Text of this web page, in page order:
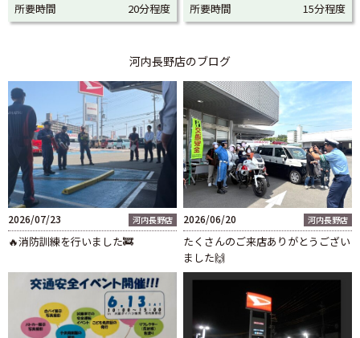
所要時間
20分程度
所要時間
15分程度
河内長野店のブログ
2026/07/23 河内長野店
🔥消防訓練を行いました🚒
2026/06/20 河内長野店
たくさんのご来店ありがとうござい
ました🙌